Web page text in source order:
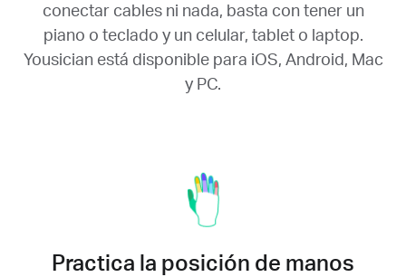
conectar cables ni nada, basta con tener un
piano o teclado y un celular, tablet o laptop.
Yousician está disponible para iOS, Android, Mac
y PC.
Practica la posición de manos